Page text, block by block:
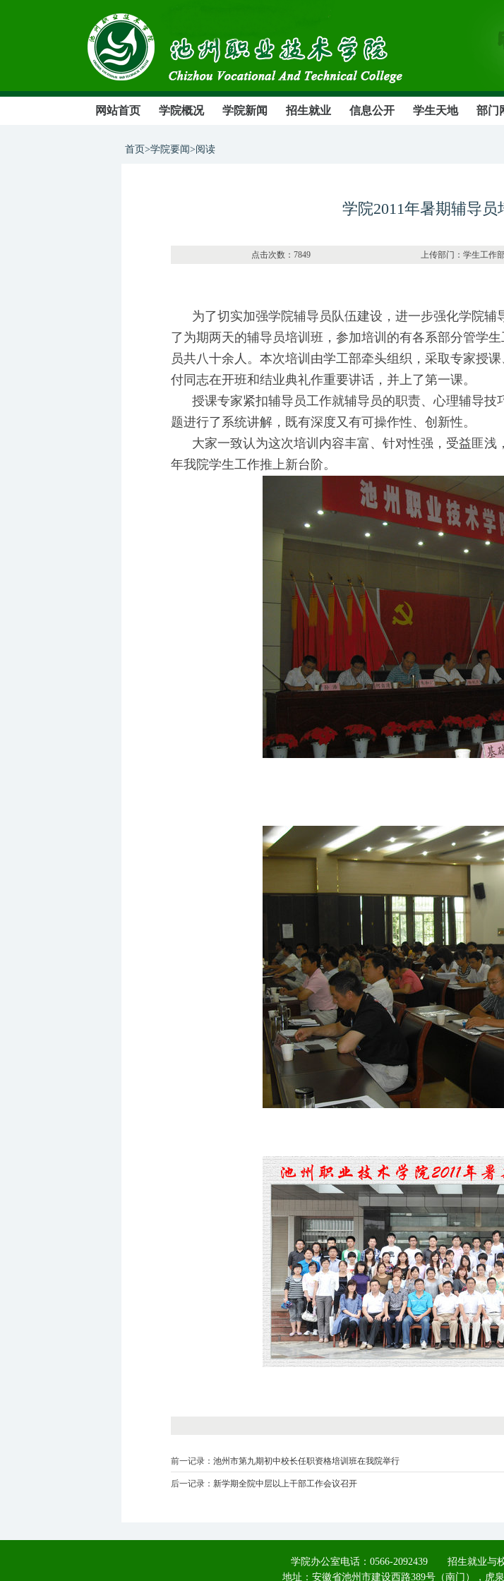
网站首页 学院概况 学院新闻 招生就业 信息公开 学生天地 部门
首页>学院要闻>阅读
学院2011年暑期辅导
点击次数：7849 上传部门：学生
为了切实加强学院辅导员队伍建设，进一步强化学院辅
了为期两天的辅导员培训班，参加培训的有各系部分管学
员共八十余人。本次培训由学工部牵头组织，采取专家授
付同志在开班和结业典礼作重要讲话，并上了第一课。
授课专家紧扣辅导员工作就辅导员的职责、心理辅导技
题进行了系统讲解，既有深度又有可操作性、创新性。
大家一致认为这次培训内容丰富、针对性强，受益匪浅
年我院学生工作推上新台阶。
前一记录： 池州市第九期初中校长任职资格培训班在我院举行
后一记录： 新学期全院中层以上干部工作会议召开
学院办公室电话：0566-2092439 招生就业与校
地址：安徽省池州市建设西路389号（南门），虎